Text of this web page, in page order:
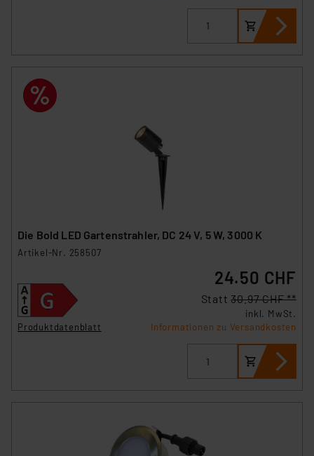
Die Bold LED Gartenstrahler, DC 24 V, 5 W, 3000 K
Artikel-Nr. 258507
Produktdatenblatt
24.50 CHF
Statt30.97 CHF **
inkl. MwSt.
Informationen zu Versandkosten